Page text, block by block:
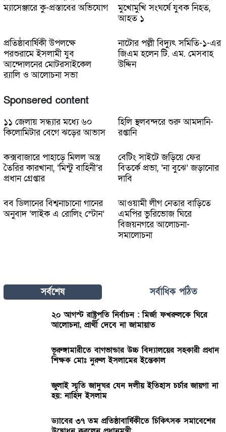
ম্যাসেঞ্জারে কু-প্রস্তাবের অভিযোগ
মুখোমুখি সংঘর্ষে যুবক নিহত,
আহত ১
প্রতিষ্ঠাবার্ষিকী উপলক্ষে
পরশুরামে ইসলামী যুব
আন্দোলনের মোটরসাইকেল
র‌্যালি ও আলোচনা সভা
নাটোর পল্লী বিদ্যুৎ সমিতি-১-এর
জিএম হলেন টি. এম. মেসবাহ
উদ্দিন
Sponsered content
১১ জেলায় সন্ধ্যার মধ্যে ৬০
কিলোমিটার বেগে ঝড়ের আভাস
হিলি স্থলবন্দরে শুরু আমদানি-
রপ্তানি
কক্সবাজারে পাহাড়ে মিলল অস্ত্র
তৈরির কারখানা, ‘মিন্টু বাহিনী’র
প্রধান গ্রেপ্তার
বেটিং সাইটে জড়িয়ে ফের
বিতর্কে প্রভা, ‘না বুঝে’ জড়ানোর
দাবি
বব ডিলানের বিশ্বনাচানো গানের
অনুবাদ ‘লাইক এ রোলিং স্টোন’
আওয়ামী লীগ নেতার বাড়িতে
এমপির ভুরিভোজ ঘিরে
বিজয়নগরে আলোচনা-
সমালোচনা
সর্বশেষ সর্বাধিক পঠিত
২০ আগস্ট রাষ্ট্রপতি নির্বাচন : মির্জা ফখরুলকে ঘিরে
আলোচনা, প্রার্থী দেবে না জামায়াত
ভূরুঙ্গামারীতে বাগভান্ডার উচ্চ বিদ্যালয়ের সহকারী প্রধান
শিক্ষক মোঃ নুরুল ইসলামের ইন্তেকাল
জুলাই স্মৃতি জাদুঘর যেন দলীয় ইতিহাস চর্চার জায়গা না
হয়: নাহিদ ইসলাম
ড্যাবের ৩৭ তম প্রতিষ্ঠাবার্ষিকীতে চিকিৎসক সমাবেশের